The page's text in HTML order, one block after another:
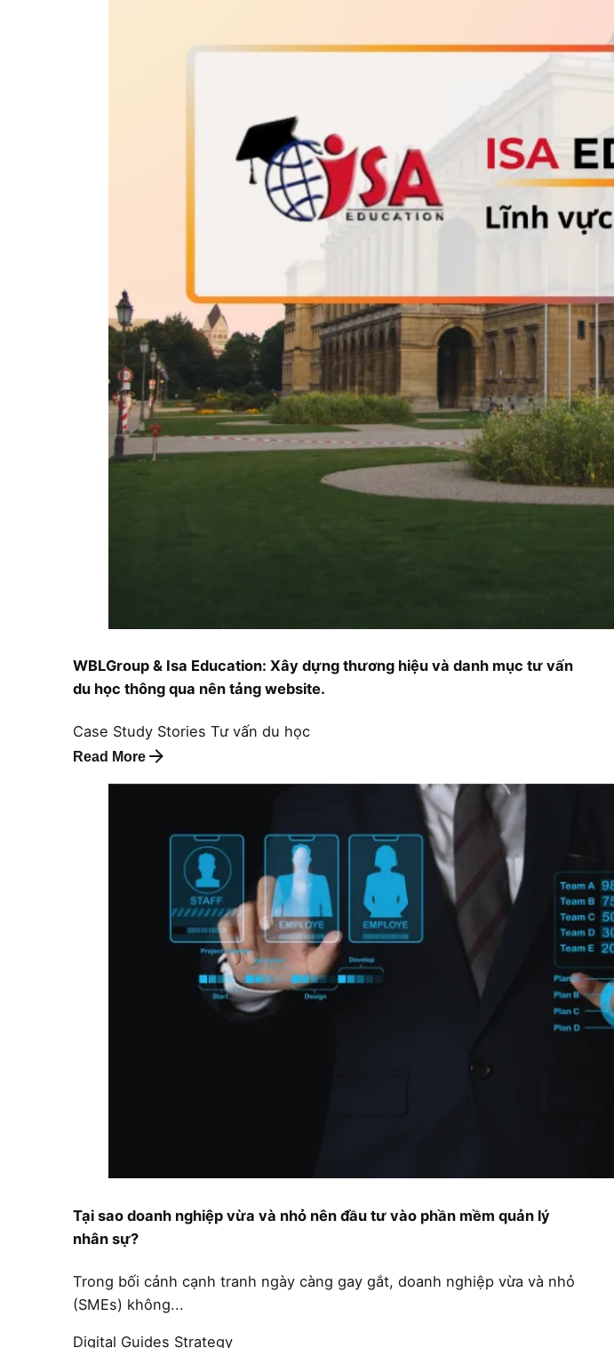
WBLGroup & Isa Education: Xây dựng thương hiệu và danh mục tư vấn
du học thông qua nên tảng website.
Case Study Stories Tư vấn du học
Read More
Tại sao doanh nghiệp vừa và nhỏ nên đầu tư vào phần mềm quản lý
nhân sự?
Trong bối cảnh cạnh tranh ngày càng gay gắt, doanh nghiệp vừa và nhỏ
(SMEs) không...
Digital Guides Strategy